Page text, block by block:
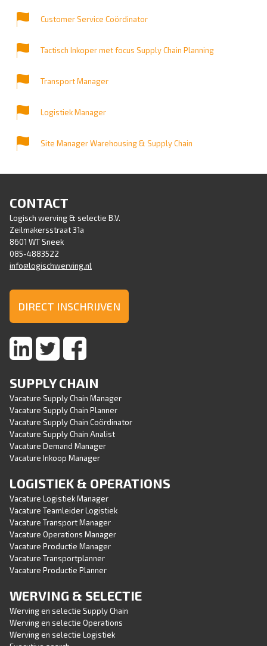
Customer Service Coördinator
Tactisch Inkoper met focus Supply Chain Planning
Transport Manager
Logistiek Manager
Site Manager Warehousing & Supply Chain
CONTACT
Logisch werving & selectie B.V.
Zeilmakersstraat 31a
8601 WT Sneek
085-4883522
info@logischwerving.nl
DIRECT INSCHRIJVEN
SUPPLY CHAIN
Vacature Supply Chain Manager
Vacature Supply Chain Planner
Vacature Supply Chain Coördinator
Vacature Supply Chain Analist
Vacature Demand Manager
Vacature Inkoop Manager
LOGISTIEK & OPERATIONS
Vacature Logistiek Manager
Vacature Teamleider Logistiek
Vacature Transport Manager
Vacature Operations Manager
Vacature Productie Manager
Vacature Transportplanner
Vacature Productie Planner
WERVING & SELECTIE
Werving en selectie Supply Chain
Werving en selectie Operations
Werving en selectie Logistiek